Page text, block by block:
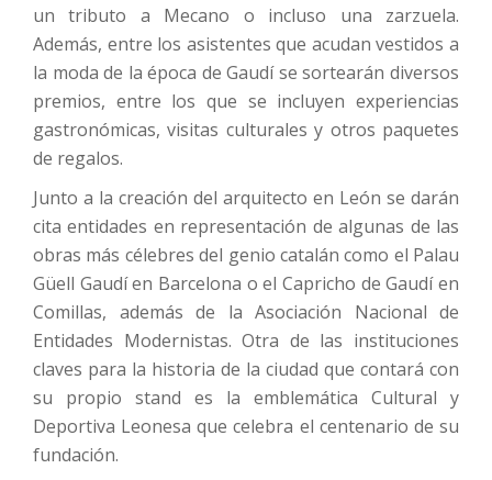
un tributo a Mecano o incluso una zarzuela.
Además, entre los asistentes que acudan vestidos a
la moda de la época de Gaudí se sortearán diversos
premios, entre los que se incluyen experiencias
gastronómicas, visitas culturales y otros paquetes
de regalos.
Junto a la creación del arquitecto en León se darán
cita entidades en representación de algunas de las
obras más célebres del genio catalán como el Palau
Güell Gaudí en Barcelona o el Capricho de Gaudí en
Comillas, además de la Asociación Nacional de
Entidades Modernistas. Otra de las instituciones
claves para la historia de la ciudad que contará con
su propio stand es la emblemática Cultural y
Deportiva Leonesa que celebra el centenario de su
fundación.